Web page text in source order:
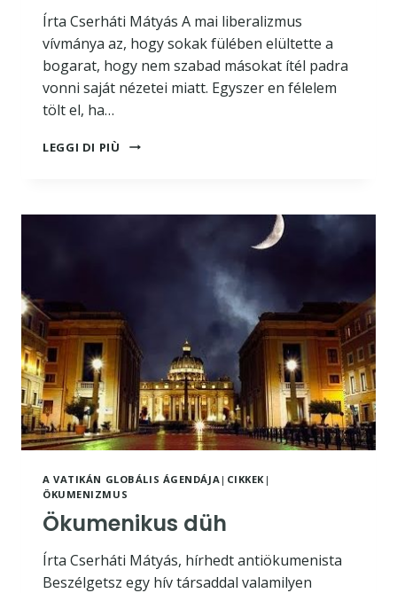
Írta Cserháti Mátyás A mai liberalizmus
vívmánya az, hogy sokak fülében elültette a
bogarat, hogy nem szabad másokat ítél padra
vonni saját nézetei miatt. Egyszer en félelem
tölt el, ha…
LEGGI DI PIÙ
AZ
MERRE
A VATIKÁN GLOBÁLIS ÁGENDÁJA | CIKKEK |
ÖKUMENIZMUS
Ökumenikus düh
Írta Cserháti Mátyás, hírhedt antiökumenista
Beszélgetsz egy hív társaddal valamilyen